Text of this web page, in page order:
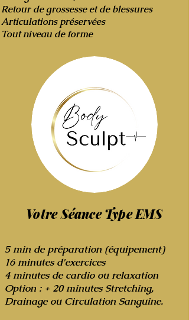
Retour de grossesse et de blessures
Articulations préservées
Tout niveau de forme
Votre Séance Type EMS
5 min de préparation (équipement)
16 minutes d'exercices
4 minutes de cardio ou relaxation
Option : + 20 minutes Stretching,
Drainage ou Circulation Sanguine.